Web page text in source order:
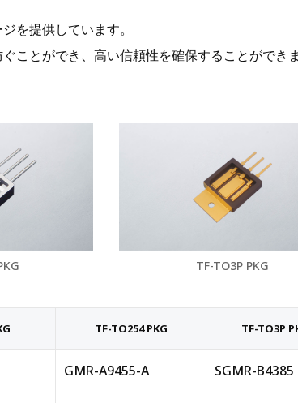
を提供しています。
ことができ、高い信頼性を確保することができ
TF-TO3P PKG
TF-TO254 PKG TF-TO3P
GMR-A9455-A SGMR-B4385